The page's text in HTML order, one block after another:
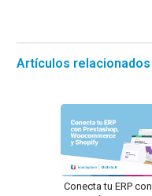
Artículos relacionados
Conecta tu ERP con